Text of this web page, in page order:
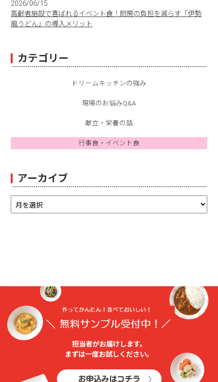
2026/06/15
高齢者施設で喜ばれるイベント食！厨房の負担を減らす「伊勢
風うどん」の導入メリット
カテゴリー
ドリームキッチンの強み
現場のお悩みQ&A
献立・栄養の話
行事食・イベント食
アーカイブ
担当者がお届けします。
まずは⼀度お試しください。
お申込みはコチラ